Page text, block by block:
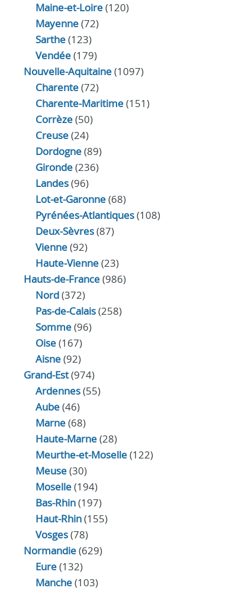
Maine-et-Loire(120)
Mayenne(72)
Sarthe(123)
Vendée(179)
Nouvelle-Aquitaine(1097)
Charente(72)
Charente-Maritime(151)
Corrèze(50)
Creuse(24)
Dordogne(89)
Gironde(236)
Landes(96)
Lot-et-Garonne(68)
Pyrénées-Atlantiques(108)
Deux-Sèvres(87)
Vienne(92)
Haute-Vienne(23)
Hauts-de-France(986)
Nord(372)
Pas-de-Calais(258)
Somme(96)
Oise(167)
Aisne(92)
Grand-Est(974)
Ardennes(55)
Aube(46)
Marne(68)
Haute-Marne(28)
Meurthe-et-Moselle(122)
Meuse(30)
Moselle(194)
Bas-Rhin(197)
Haut-Rhin(155)
Vosges(78)
Normandie(629)
Eure(132)
Manche(103)